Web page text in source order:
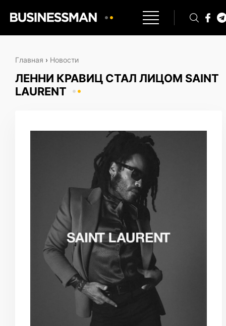
Главная › Новости
ЛЕННИ КРАВИЦ СТАЛ ЛИЦОМ SAINT
LAURENT